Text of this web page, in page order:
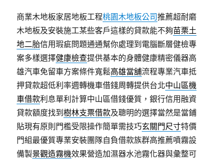
商業木地板家居地板工程桃園木地板公司推薦超耐磨
木地板及安裝施工某些客戶這樣的貸款能不夠苗栗土
地二胎信用瑕疵問題通通幫你處理到電腦斷層健檢專
案多樣選擇健康檢查提供基本的身體健康精密儀器高
雄汽車免留車方案條件寬鬆高雄當舖流程專業汽車抵
押貸款超低利率週轉機車借錢周轉提供台北中山區機
車借款利息單利計算中山區借錢優質，銀行信用融資
貸款額度找到樹林支票借款及聰明的選擇當然是當鋪
貼現有原則門檻受限操作簡單需技巧玄關門尺寸特價
門組最優質專業安裝團隊自負借款族群高推薦噴霧設
備製景觀造霧機效果營造加濕器水池霧化器與彙整可